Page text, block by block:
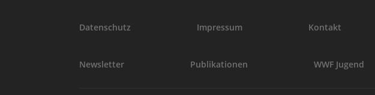
Datenschutz Impressum Kontakt
Newsletter Publikationen WWF Jugend